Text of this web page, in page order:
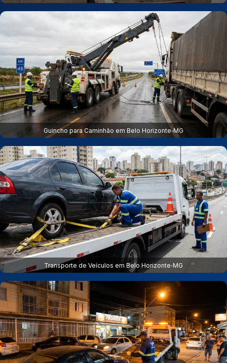
Guincho para Caminhão em Belo Horizonte‑MG
Transporte de Veículos em Belo Horizonte‑MG